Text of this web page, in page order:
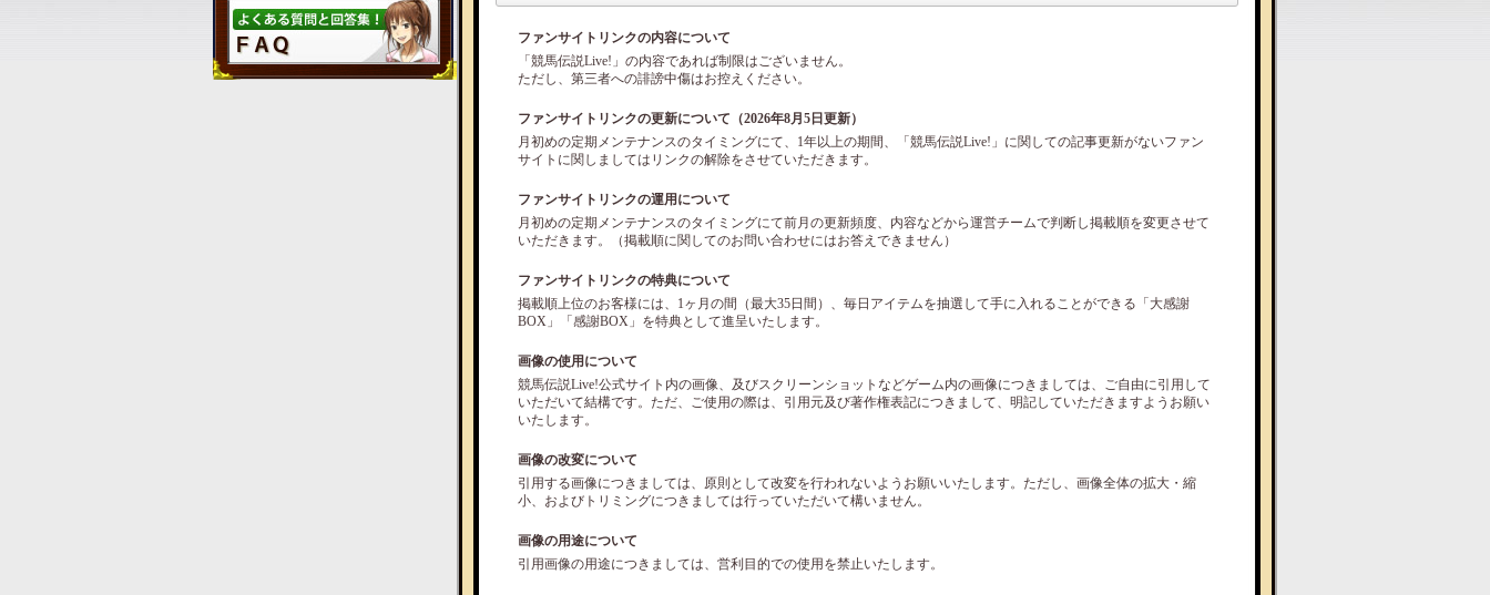
ファンサイトリンクの内容について
「競馬伝説Live!」の内容であれば制限はございません。
ただし、第三者への誹謗中傷はお控えください。
ファンサイトリンクの更新について（2026年8月5日更新）
月初めの定期メンテナンスのタイミングにて、1年以上の期間、「競馬伝説Live!」に関しての記事更新がないファン
サイトに関しましてはリンクの解除をさせていただきます。
ファンサイトリンクの運用について
月初めの定期メンテナンスのタイミングにて前月の更新頻度、内容などから運営チームで判断し掲載順を変更させて
いただきます。（掲載順に関してのお問い合わせにはお答えできません）
ファンサイトリンクの特典について
掲載順上位のお客様には、1ヶ月の間（最大35日間）、毎日アイテムを抽選して手に入れることができる「大感謝
BOX」「感謝BOX」を特典として進呈いたします。
画像の使用について
競馬伝説Live!公式サイト内の画像、及びスクリーンショットなどゲーム内の画像につきましては、ご自由に引用して
いただいて結構です。ただ、ご使用の際は、引用元及び著作権表記につきまして、明記していただきますようお願い
いたします。
画像の改変について
引用する画像につきましては、原則として改変を行われないようお願いいたします。ただし、画像全体の拡大・縮
小、およびトリミングにつきましては行っていただいて構いません。
画像の用途について
引用画像の用途につきましては、営利目的での使用を禁止いたします。